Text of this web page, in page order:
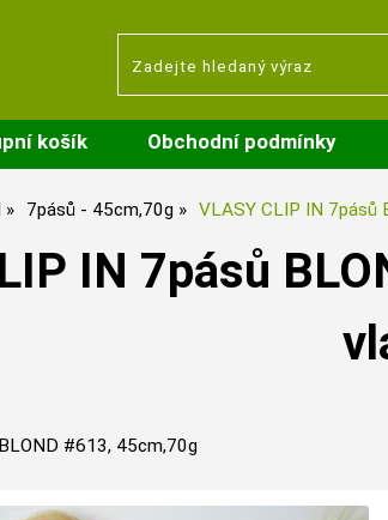
košík Obchodní podmínky
7pásů - 45cm,70g VLASY CLIP IN 7pásů
IN 7pásů
#613, 45cm,70g